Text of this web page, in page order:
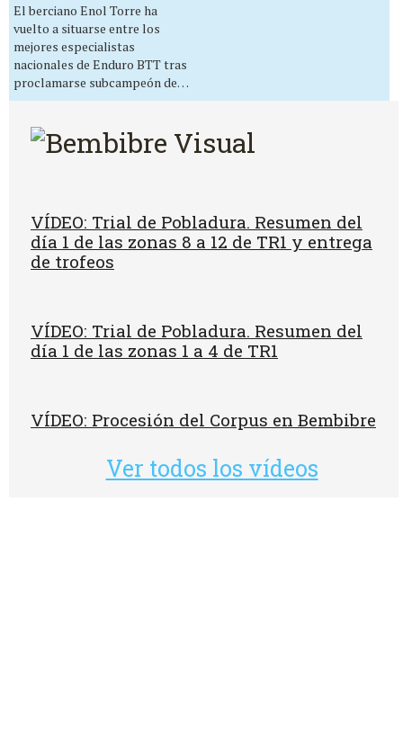
El berciano Enol Torre ha
vuelto a situarse entre los
mejores especialistas
nacionales de Enduro BTT tras
proclamarse subcampeón de…
VÍDEO: Trial de Pobladura. Resumen del
día 1 de las zonas 8 a 12 de TR1 y entrega
de trofeos
VÍDEO: Trial de Pobladura. Resumen del
día 1 de las zonas 1 a 4 de TR1
VÍDEO: Procesión del Corpus en Bembibre
Ver todos los vídeos